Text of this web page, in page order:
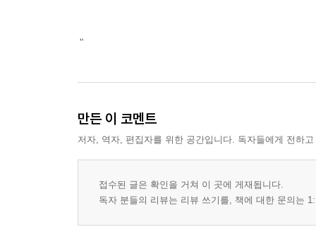
"
만든 이 코멘트
저자, 역자, 편집자를 위한 공간입니다. 독자들에게 전하
접수된 글은 확인을 거쳐 이 곳에 게재됩니다.
독자 분들의 리뷰는 리뷰 쓰기를, 책에 대한 문의는